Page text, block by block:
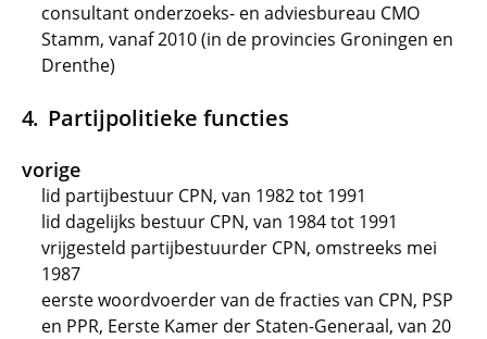
consultant onderzoeks- en adviesbureau CMO
Stamm, vanaf 2010 (in de provincies Groningen en
Drenthe)
Partijpolitieke functies
vorige
lid partijbestuur CPN, van 1982 tot 1991
lid dagelijks bestuur CPN, van 1984 tot 1991
vrijgesteld partijbestuurder CPN, omstreeks mei
1987
eerste woordvoerder van de fracties van CPN, PSP
en PPR, Eerste Kamer der Staten-Generaal, van 20